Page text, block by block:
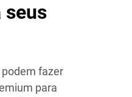
seus
fazer
para